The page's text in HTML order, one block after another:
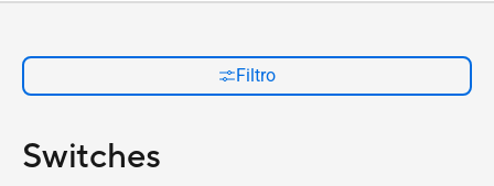
Filtro
Switches